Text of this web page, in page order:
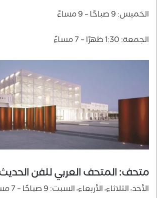
الخميس: 9 صباحًا – 9 مساءً
الجمعة: 1:30 ظهرًا – 7 مساءً
متحف: المتحف العربي للفن
الأحد، الثلاثاء، الأربعاء، السبت: 9 صباحًا – 7 مساءً